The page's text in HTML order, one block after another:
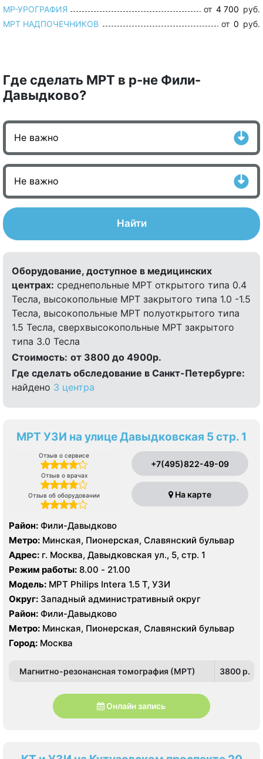
МР-УРОГРАФИЯ
от 4 700 руб.
МРТ НАДПОЧЕЧНИКОВ
от 0 руб.
Где сделать МРТ в р-не Фили-
Давыдково?
Найти
Оборудование, доступное в медицинских
центрах: среднепольные МРТ открытого типа 0.4
Тесла, высокопольные МРТ закрытого типа 1.0 -1.5
Тесла, высокопольные МРТ полуоткрытого типа
1.5 Тесла, сверхвысокопольные МРТ закрытого
типа 3.0 Тесла
Стоимость: от 3800 до 4900р.
Где сделать обследование в Санкт-Петербурге:
найдено 3 центра
МРТ УЗИ на улице Давыдковская 5 стр. 1
Отзыв о сервисе
Отзыв о врачах
Отзыв об оборудовании
+7(495)822-49-09
На карте
Район: Фили-Давыдково
Метро: Минская, Пионерская, Славянский бульвар
Адрес: г. Москва, Давыдковская ул., 5, стр. 1
Режим работы: 8.00 - 21.00
Модель: МРТ Philips Intera 1.5 T, УЗИ
Округ: Западный административный округ
Район: Фили-Давыдково
Метро: Минская, Пионерская, Славянский бульвар
Город: Москва
Магнитно-резонансная томография (МРТ) 3800 p.
Онлайн запись